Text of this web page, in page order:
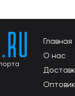
Главная
О нас